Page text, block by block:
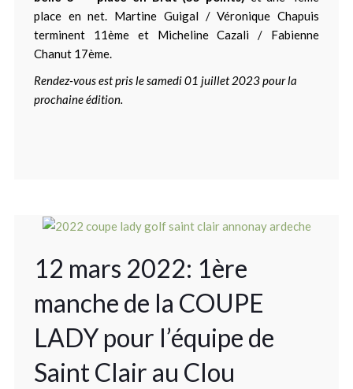
place en net. Martine Guigal / Véronique Chapuis
terminent 11ème et Micheline Cazali / Fabienne
Chanut 17ème.
Rendez-vous est pris le samedi 01 juillet 2023 pour la
prochaine édition.
12 mars 2022: 1ère
manche de la COUPE
LADY pour l’équipe de
Saint Clair au Clou